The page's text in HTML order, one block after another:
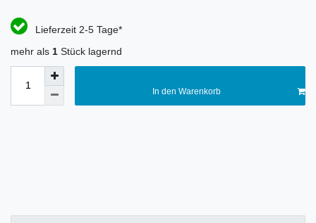
Lieferzeit 2-5 Tage*
mehr als 1 Stück lagernd
In den Warenkorb